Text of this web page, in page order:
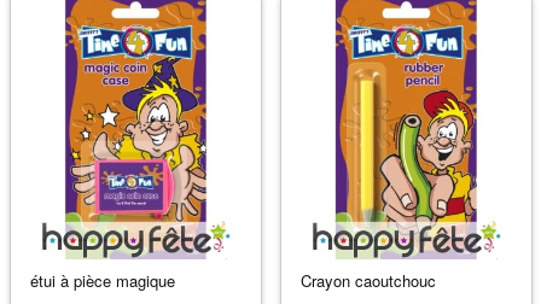
étui à pièce magique Crayon caoutchouc